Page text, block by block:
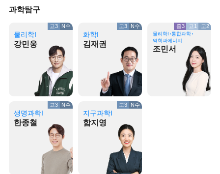
과학탐구
물리학I
강민웅
고3 N수
화학I
김재권
고3 N수
물리학I 통합과학
역학과에너지
조민서
중3 고1 고2
생명과학I
한종철
고3 N수
지구과학I
함지영
고3 N수